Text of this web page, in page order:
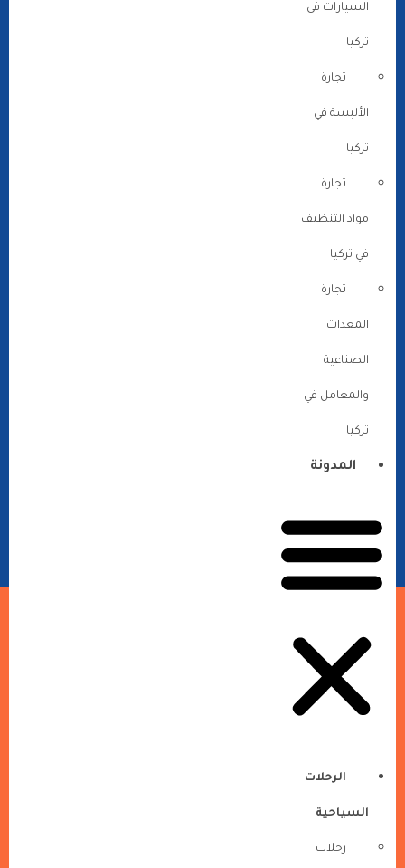
السيارات في
تركيا
تجارة
الألبسة في
تركيا
تجارة
مواد التنظيف
في تركيا
تجارة
المعدات
الصناعية
والمعامل في
تركيا
المدونة
الرحلات
السياحية
رحلات